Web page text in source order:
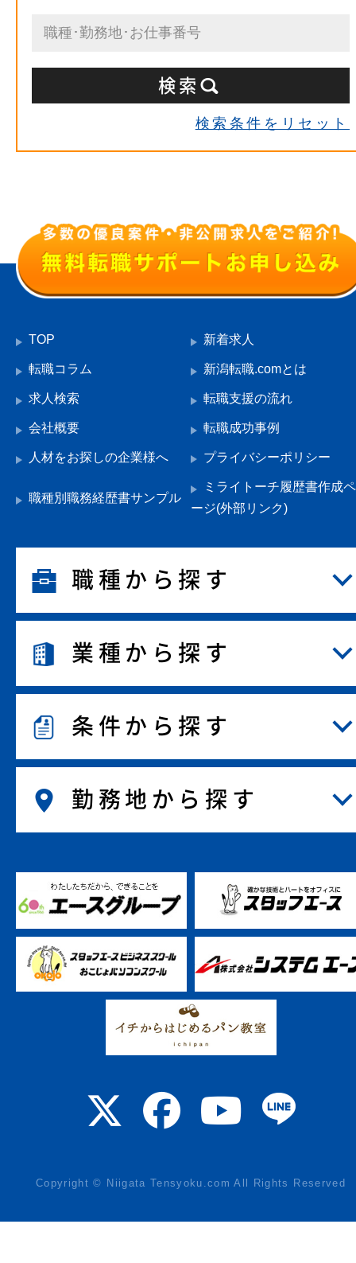
検索条件をリセット
TOP 新着求人
転職コラム 新潟転職.comとは
求人検索 転職支援の流れ
会社概要 転職成功事例
人材をお探しの企業様へ プライバシーポリシー
職種別職務経歴書サンプル
ミライトーチ履歴書作成ペ
ージ(外部リンク)
職種から探す
業種から探す
条件から探す
勤務地から探す
Copyright © Niigata Tensyoku.com All Rights Reserved